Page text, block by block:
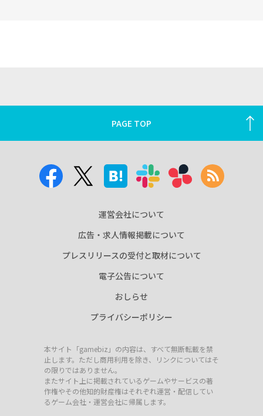
PAGE TOP
運営会社について
広告・求人情報掲載について
プレスリリースの受付と取材について
電子公告について
おしらせ
プライバシーポリシー
本サイト「gamebiz」の内容は、すべて無断転載を禁
止します。ただし商用利用を除き、リンクについてはそ
の限りではありません。
またサイト上に掲載されているゲームやサービスの著
作権やその他知的財産権はそれぞれ運営・配信してい
るゲーム会社・運営会社に帰属します。